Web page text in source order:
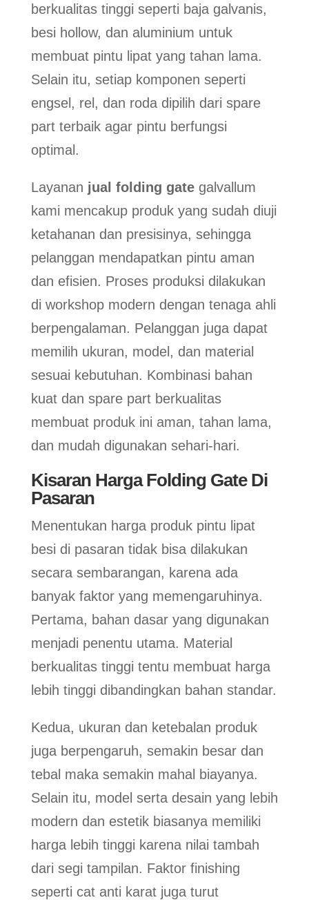
berkualitas tinggi seperti baja galvanis,
besi hollow, dan aluminium untuk
membuat pintu lipat yang tahan lama.
Selain itu, setiap komponen seperti
engsel, rel, dan roda dipilih dari spare
part terbaik agar pintu berfungsi
optimal.
Layanan jual folding gategalvallum
kami mencakup produk yang sudah diuji
ketahanan dan presisinya, sehingga
pelanggan mendapatkan pintu aman
dan efisien. Proses produksi dilakukan
di workshop modern dengan tenaga ahli
berpengalaman. Pelanggan juga dapat
memilih ukuran, model, dan material
sesuai kebutuhan. Kombinasi bahan
kuat dan spare part berkualitas
membuat produk ini aman, tahan lama,
dan mudah digunakan sehari-hari.
Kisaran Harga Folding Gate Di
Pasaran
Menentukan harga produk pintu lipat
besi di pasaran tidak bisa dilakukan
secara sembarangan, karena ada
banyak faktor yang memengaruhinya.
Pertama, bahan dasar yang digunakan
menjadi penentu utama. Material
berkualitas tinggi tentu membuat harga
lebih tinggi dibandingkan bahan standar.
Kedua, ukuran dan ketebalan produk
juga berpengaruh, semakin besar dan
tebal maka semakin mahal biayanya.
Selain itu, model serta desain yang lebih
modern dan estetik biasanya memiliki
harga lebih tinggi karena nilai tambah
dari segi tampilan. Faktor finishing
seperti cat anti karat juga turut